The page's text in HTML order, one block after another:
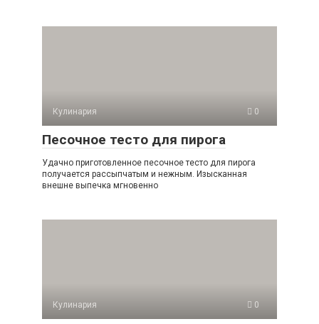
Кулинария 0
Песочное тесто для пирога
Удачно приготовленное песочное тесто для пирога
получается рассыпчатым и нежным. Изысканная
внешне выпечка мгновенно
Кулинария 0